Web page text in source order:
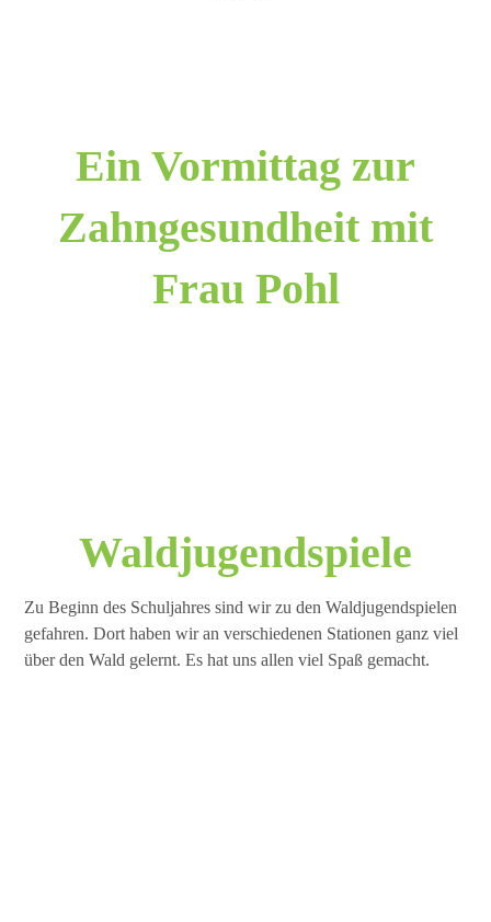
Ein Vormittag zur
Zahngesundheit mit
Frau Pohl
Waldjugendspiele
Zu Beginn des Schuljahres sind wir zu den Waldjugendspielen
gefahren. Dort haben wir an verschiedenen Stationen ganz viel
über den Wald gelernt. Es hat uns allen viel Spaß gemacht.